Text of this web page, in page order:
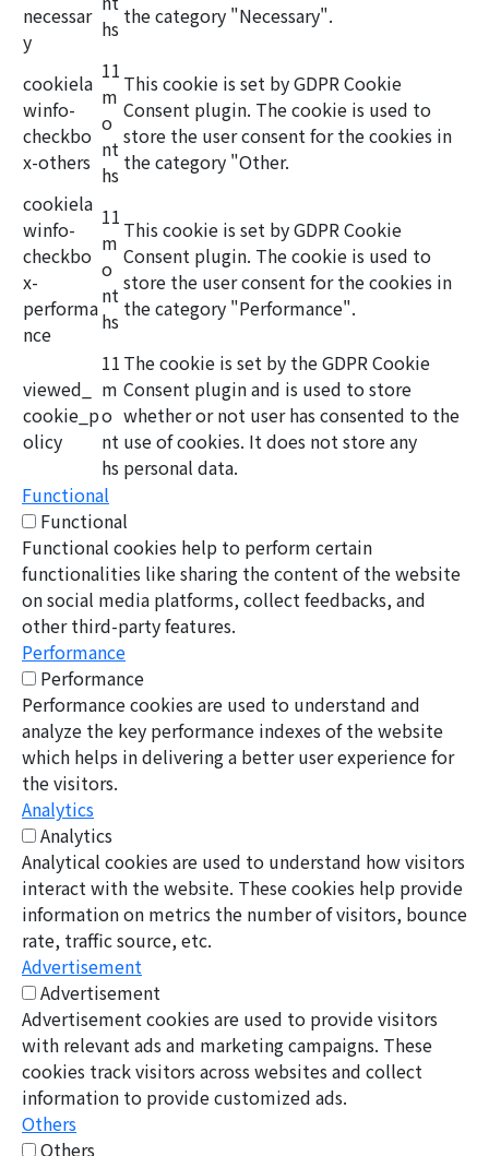
necessar
y
hs the category "Necessary".
cookiela
winfo-
checkbo
x-others
11
m
o
nt
hs
This cookie is set by GDPR Cookie
Consent plugin. The cookie is used to
store the user consent for the cookies in
the category "Other.
cookiela
winfo-
checkbo
x-
performa
nce
11
m
o
nt
hs
This cookie is set by GDPR Cookie
Consent plugin. The cookie is used to
store the user consent for the cookies in
the category "Performance".
viewed_
cookie_p
olicy
11
m
o
nt
hs
The cookie is set by the GDPR Cookie
Consent plugin and is used to store
whether or not user has consented to the
use of cookies. It does not store any
personal data.
Functional
Functional
Functional cookies help to perform certain
functionalities like sharing the content of the website
on social media platforms, collect feedbacks, and
other third-party features.
Performance
Performance
Performance cookies are used to understand and
analyze the key performance indexes of the website
which helps in delivering a better user experience for
the visitors.
Analytics
Analytics
Analytical cookies are used to understand how visitors
interact with the website. These cookies help provide
information on metrics the number of visitors, bounce
rate, traffic source, etc.
Advertisement
Advertisement
Advertisement cookies are used to provide visitors
with relevant ads and marketing campaigns. These
cookies track visitors across websites and collect
information to provide customized ads.
Others
Others